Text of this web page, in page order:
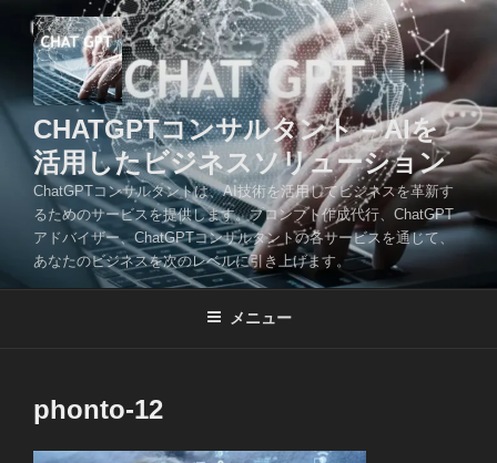
ツ
CHATGPTコンサルタント – AIを
活用したビジネスソリューション
ChatGPTコンサルタントは、AI技術を活用してビジネスを革新す
るためのサービスを提供します。プロンプト作成代行、ChatGPT
アドバイザー、ChatGPTコンサルタントの各サービスを通じて、
あなたのビジネスを次のレベルに引き上げます。
メニュー
phonto-12